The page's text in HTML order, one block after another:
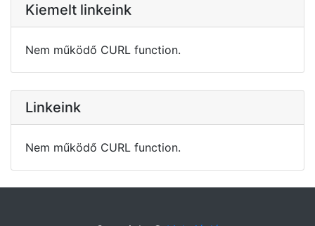
Kiemelt linkeink
Nem működő CURL function.
Linkeink
Nem működő CURL function.